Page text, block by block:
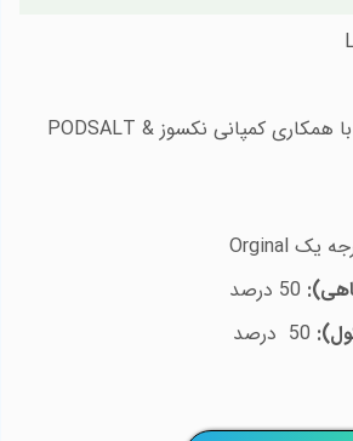
همکاری کمپانی نکسوزPODSALT &
یکOrginal
50 درصد
50 درصد